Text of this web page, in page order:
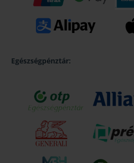
Egészségpénztár: